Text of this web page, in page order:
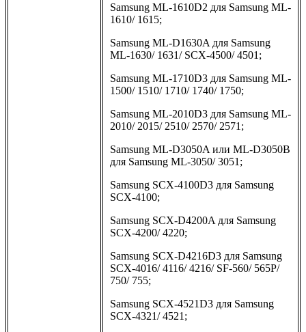
Samsung ML-1610D2 для Samsung ML-
1610/ 1615;
Samsung ML-D1630A для Samsung
ML-1630/ 1631/ SCX-4500/ 4501;
Samsung ML-1710D3 для Samsung ML-
1500/ 1510/ 1710/ 1740/ 1750;
Samsung ML-2010D3 для Samsung ML-
2010/ 2015/ 2510/ 2570/ 2571;
Samsung ML-D3050A или ML-D3050B
для Samsung ML-3050/ 3051;
Samsung SCX-4100D3 для Samsung
SCX-4100;
Samsung SCX-D4200A для Samsung
SCX-4200/ 4220;
Samsung SCX-D4216D3 для Samsung
SCX-4016/ 4116/ 4216/ SF-560/ 565P/
750/ 755;
Samsung SCX-4521D3 для Samsung
SCX-4321/ 4521;